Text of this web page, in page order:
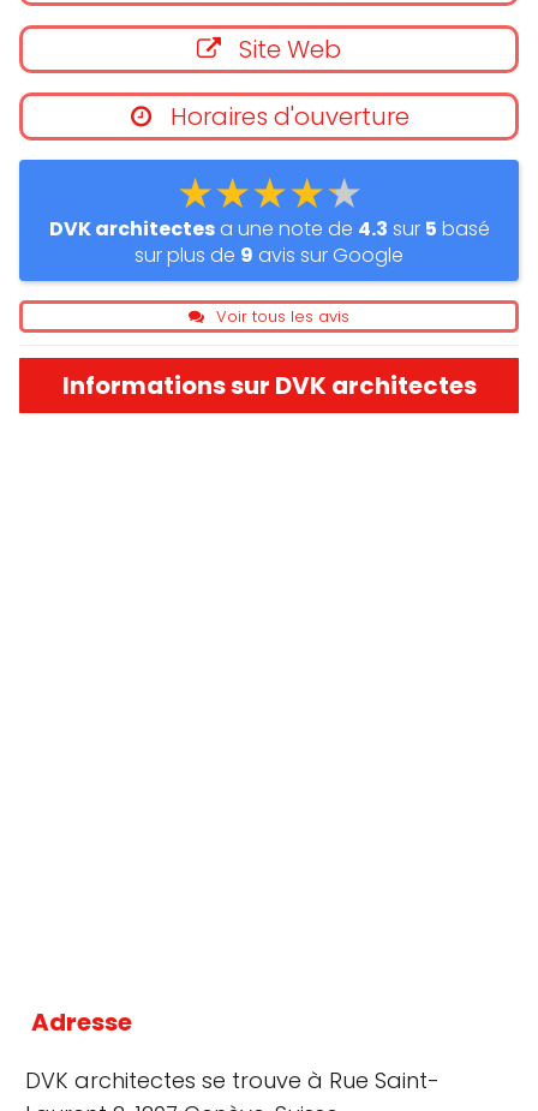
Site Web
Horaires d'ouverture
★★★★★
DVK architectesa une note de 4.3 sur 5 basé
sur plus de 9 avis sur Google
Voir tous les avis
Informations sur DVK architectes
Adresse
DVK architectes se trouve à Rue Saint-